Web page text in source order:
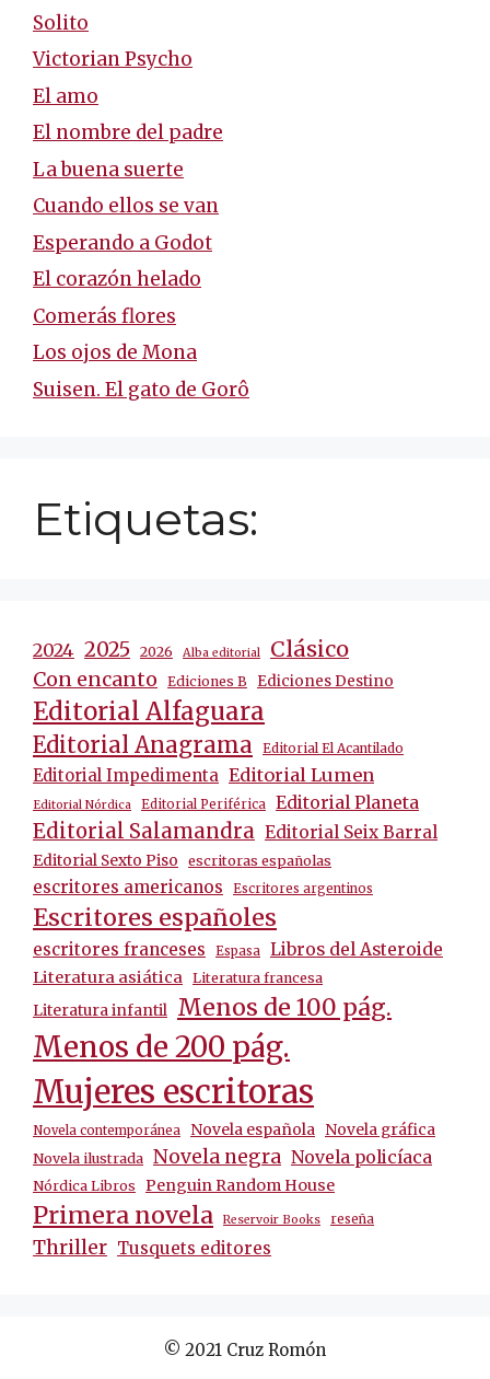
Solito
Victorian Psycho
El amo
El nombre del padre
La buena suerte
Cuando ellos se van
Esperando a Godot
El corazón helado
Comerás flores
Los ojos de Mona
Suisen. El gato de Gorô
Etiquetas:
2024 2025 2026 Alba editorial Clásico
Con encanto Ediciones B Ediciones Destino
Editorial Alfaguara
Editorial Anagrama Editorial El Acantilado
Editorial Impedimenta Editorial Lumen
Editorial Nórdica Editorial Periférica Editorial Planeta
Editorial Salamandra Editorial Seix Barral
Editorial Sexto Piso escritoras españolas
escritores americanos Escritores argentinos
Escritores españoles
escritores franceses Espasa Libros del Asteroide
Literatura asiática Literatura francesa
Literatura infantil Menos de 100 pág.
Menos de 200 pág.
Mujeres escritoras
Novela contemporánea Novela española Novela gráfica
Novela ilustrada Novela negra Novela policíaca
Nórdica Libros Penguin Random House
Primera novela Reservoir Books reseña
Thriller Tusquets editores
© 2021 Cruz Romón